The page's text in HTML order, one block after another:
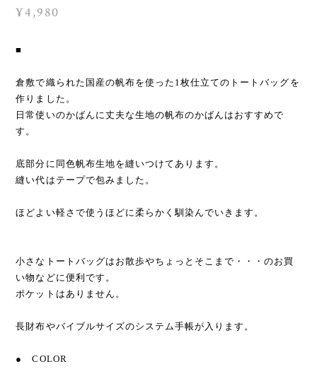
¥4,980
■
倉敷で織られた国産の帆布を使った1枚仕立てのトートバッグを
作りました。
日常使いのかばんに丈夫な生地の帆布のかばんはおすすめで
す。
底部分に同色帆布生地を縫いつけてあります。
縫い代はテープで包みました。
ほどよい軽さで使うほどに柔らかく馴染んでいきます。
小さなトートバッグはお散歩やちょっとそこまで・・・のお買
い物などに便利です。
ポケットはありません。
長財布やバイブルサイズのシステム手帳が入ります。
● COLOR